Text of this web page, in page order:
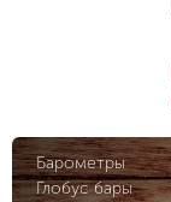
Барометры
Глобус бары